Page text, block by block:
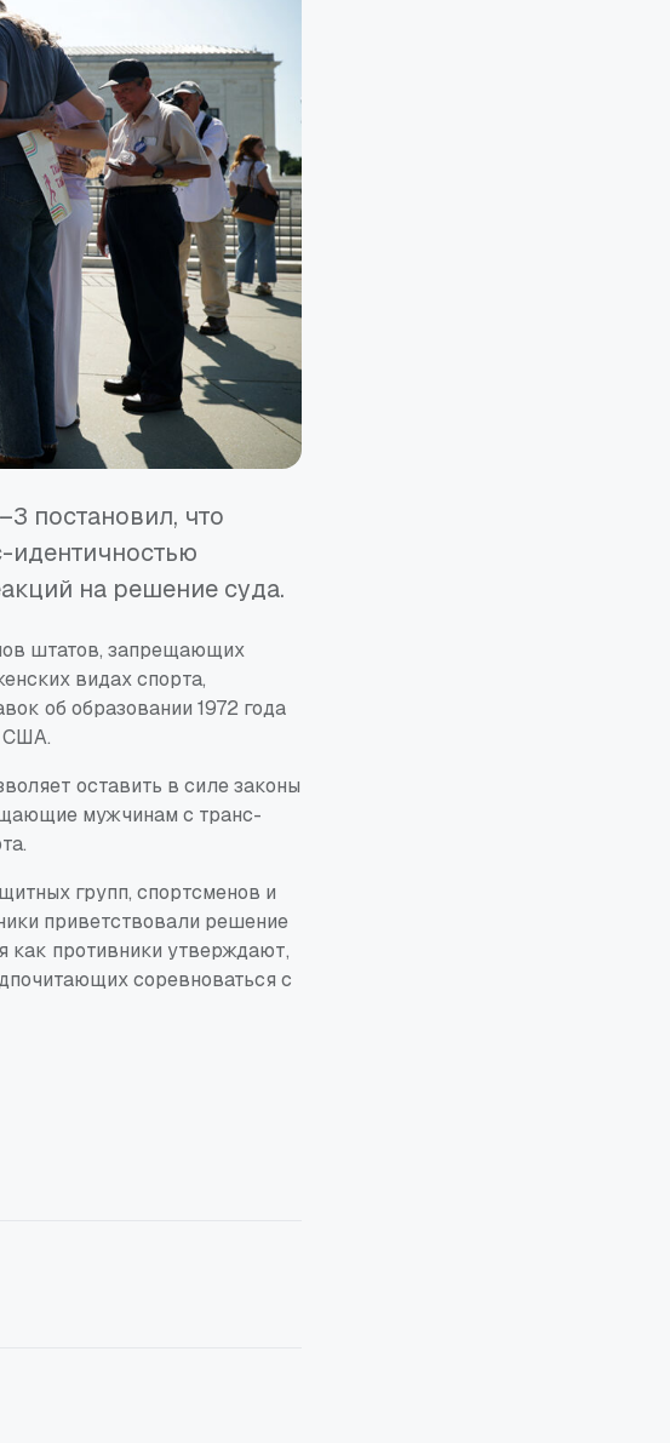
постановил, что
на решение суда.
штатов, запрещающих
видах спорта,
об образовании 1972 года
США.
оставить в силе законы
мужчинам с транс-
групп, спортсменов и
приветствовали решение
как противники утверждают,
соревноваться с